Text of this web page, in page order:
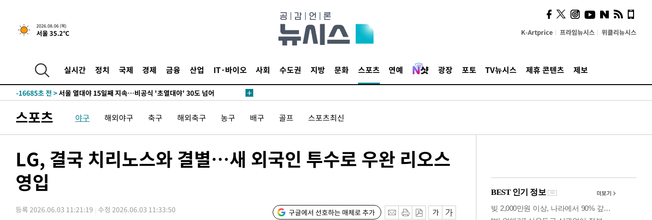
2026.08.06 (목)
서울 35.2℃ K-Artprice 프라임뉴시스 위클리뉴시스
실시간 정치 국제 경제 금융 산업 IT·바이오 사회 수도권 지방 문화 스포츠 연예 광장 포토 TV뉴시스 제휴 콘텐츠 제보
-20672초 전 >[속보]경찰, '홍명보 선임 논란' 대한축구협회·축구회관 등 압수수
색-20059초 전 >[속보]산업장관 "美무역법 제301조 과잉생산 결과 발표 8월 중 예
-19124초 전 >
[속보]전남광주 초대 시민추천 부시장에 백승주·윤난실
-16685초 전 >
-15252초 전 >[속보]코스닥, 2.15포인트(0.27%) 내린 797.44 출발
-11682초 전 >
6월 경상수지 497.3억 달러…두 달 연속 사상 최대
-11633초 전 >서울 낮 39도 '폭염중대경보'…40도 관측 가능성도
-1168초 전 >[속보] 호르무즈 해협 이란-오만 협상 기대속 뉴욕증시 혼조 마감 다
우 0.49%↑
7분 전 >[속보] 이란 대통령 "지금 최고지도자와 소통하기가 매우 어려워" 취임 3
년 인터뷰
4시간 전 >
-25497초 전 >트럼프, 한국계 진보 주지사 후보 맹공…"공산주의가 최대 위협"
스포츠 야구 해외야구 축구 해외축구 농구 배구 골프 스포츠최신
LG, 결국 치리노스와 결별…새 외국인 투수로 우완 리오스
영입
등록 2026.06.03 11:21:19 수정 2026.06.03 11:33:50 구글에서 선호하는 매체로 추가
계…'고급 가요'의 주체적
영토